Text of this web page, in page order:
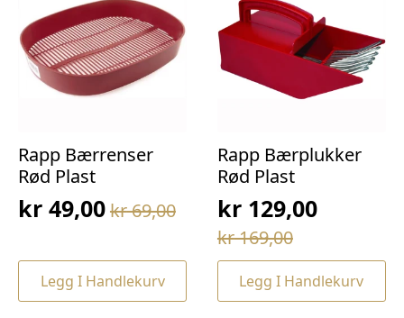
Rapp Bærrenser
Rød Plast
kr69,00
Opprinnelig
var:
kr 69,00.
kr 49,00
Nåværende
er:
kr 49,00.
Legg I Handlekurv
Rapp Bærplukker
Rød Plast
kr169,00
Opprinnelig
pris
var:
kr129,00
Nåværende
pris
er:Legg I Handlekurv